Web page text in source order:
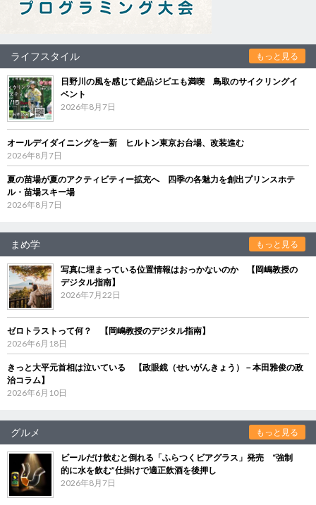
ライフスタイル もっと見る
日野川の風を感じて絶品ジビエも満喫 鳥取のサイクリングイ
ベント
2026年8月7日
オールデイダイニングを一新 ヒルトン東京お台場、改装進む
2026年8月7日
夏の苗場が夏のアクティビティー拡充へ 四季の各魅力を創出プリンスホテ
ル・苗場スキー場
2026年8月7日
まめ学 もっと見る
写真に埋まっている位置情報はおっかないのか 【岡嶋教授の
デジタル指南】
2026年7月22日
ゼロトラストって何？ 【岡嶋教授のデジタル指南】
2026年6月18日
きっと大平元首相は泣いている 【政眼鏡（せいがんきょう）－本田雅俊の政
治コラム】
2026年6月10日
グルメ もっと見る
ビールだけ飲むと倒れる「ふらつくビアグラス」発売 “強制
的に水を飲む”仕掛けで適正飲酒を後押し
2026年8月7日